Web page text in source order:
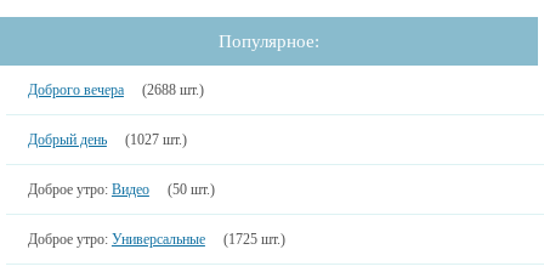
Популярное:
Доброго вечера (2688 шт.)
Добрый день (1027 шт.)
Доброе утро: Видео (50 шт.)
Доброе утро: Универсальные (1725 шт.)